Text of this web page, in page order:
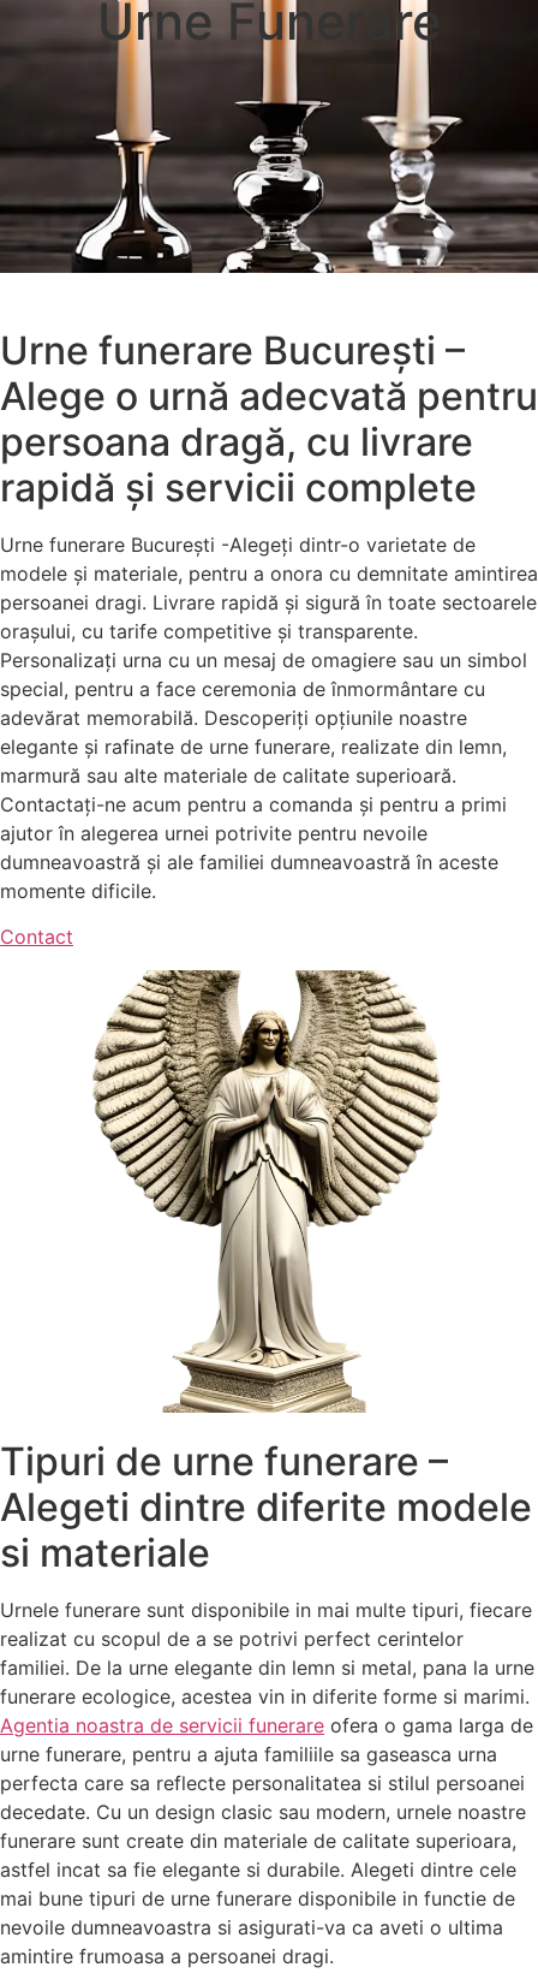
Urne Funerare
Urne funerare București –
Alege o urnă adecvată pentru
persoana dragă, cu livrare
rapidă și servicii complete
Urne funerare București -Alegeți dintr-o varietate de
modele și materiale, pentru a onora cu demnitate amintirea
persoanei dragi. Livrare rapidă și sigură în toate sectoarele
orașului, cu tarife competitive și transparente.
Personalizați urna cu un mesaj de omagiere sau un simbol
special, pentru a face ceremonia de înmormântare cu
adevărat memorabilă. Descoperiți opțiunile noastre
elegante și rafinate de urne funerare, realizate din lemn,
marmură sau alte materiale de calitate superioară.
Contactați-ne acum pentru a comanda și pentru a primi
ajutor în alegerea urnei potrivite pentru nevoile
dumneavoastră și ale familiei dumneavoastră în aceste
momente dificile.
Contact
Tipuri de urne funerare –
Alegeti dintre diferite modele
si materiale
Urnele funerare sunt disponibile in mai multe tipuri, fiecare
realizat cu scopul de a se potrivi perfect cerintelor
familiei. De la urne elegante din lemn si metal, pana la urne
funerare ecologice, acestea vin in diferite forme si marimi.
Agentia noastra de servicii funerare ofera o gama larga de
urne funerare, pentru a ajuta familiile sa gaseasca urna
perfecta care sa reflecte personalitatea si stilul persoanei
decedate. Cu un design clasic sau modern, urnele noastre
funerare sunt create din materiale de calitate superioara,
astfel incat sa fie elegante si durabile. Alegeti dintre cele
mai bune tipuri de urne funerare disponibile in functie de
nevoile dumneavoastra si asigurati-va ca aveti o ultima
amintire frumoasa a persoanei dragi.